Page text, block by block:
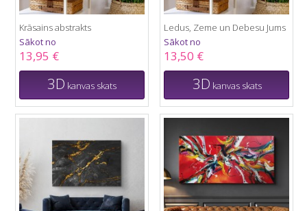
Krāsains abstrakts
Sākot no
13,95 €
3D kanvas skats
Ledus, Zeme un Debesu Jums
Sākot no
13,50 €
3D kanvas skats